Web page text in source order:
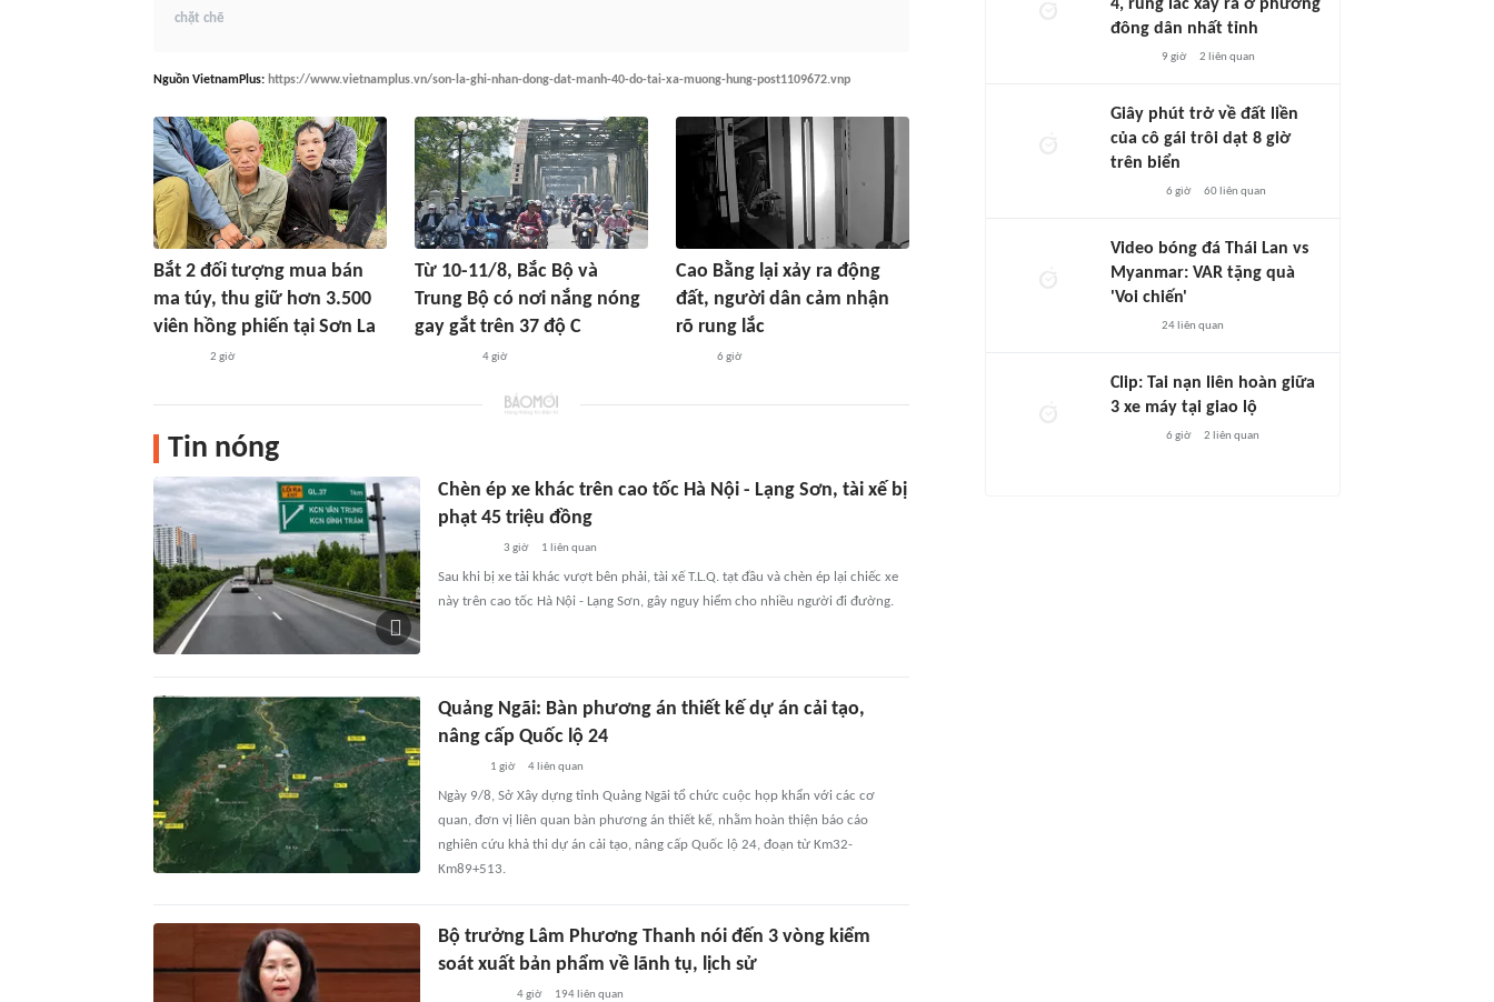
chặt chẽ
Nguồn VietnamPlus: https://www.vietnamplus.vn/son-la-ghi-nhan-dong-dat-manh-40-do-tai-xa-muong-hung-post1109672.vnp
Bắt 2 đối tượng mua bán
ma túy, thu giữ hơn 3.500
viên hồng phiến tại Sơn La
2 giờ
Từ 10-11/8, Bắc Bộ và
Trung Bộ có nơi nắng nóng
gay gắt trên 37 độ C
4 giờ
Cao Bằng lại xảy ra động
đất, người dân cảm nhận
rõ rung lắc
6 giờ
Tin nóng
Chèn ép xe khác trên cao tốc Hà Nội - Lạng Sơn, tài xế bị
phạt 45 triệu đồng
3 giờ 1 liên quan
Sau khi bị xe tải khác vượt bên phải, tài xế T.L.Q. tạt đầu và chèn ép lại chiếc xe
này trên cao tốc Hà Nội - Lạng Sơn, gây nguy hiểm cho nhiều người đi đường.
Quảng Ngãi: Bàn phương án thiết kế dự án cải tạo,
nâng cấp Quốc lộ 24
1 giờ 4 liên quan
Ngày 9/8, Sở Xây dựng tỉnh Quảng Ngãi tổ chức cuộc họp khẩn với các cơ
quan, đơn vị liên quan bàn phương án thiết kế, nhằm hoàn thiện báo cáo
nghiên cứu khả thi dự án cải tạo, nâng cấp Quốc lộ 24, đoạn từ Km32-
Km89+513.
Bộ trưởng Lâm Phương Thanh nói đến 3 vòng kiểm
soát xuất bản phẩm về lãnh tụ, lịch sử
4 giờ 194liên quan
4, rung lắc xảy ra ở phường
đông dân nhất tỉnh
9 giờ 2 liên quan
Giây phút trở về đất liền
của cô gái trôi dạt 8 giờ
trên biển
6 giờ 60liên quan
Video bóng đá Thái Lan vs
Myanmar: VAR tặng quà
'Voi chiến'
24liên quan
Clip: Tai nạn liên hoàn giữa
3 xe máy tại giao lộ
6 giờ 2 liên quan